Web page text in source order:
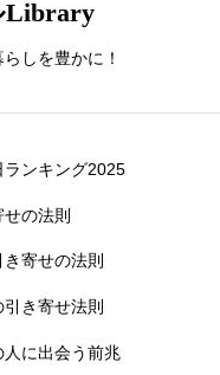
Library
しを豊かに！
ランキング2025
の法則
寄せの法則
引き寄せ法則
人に出会う前兆